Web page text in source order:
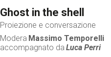
Ghost in the shell
Proiezione e conversazione
Modera Massimo Temporelli
accompagnato da Luca Perri